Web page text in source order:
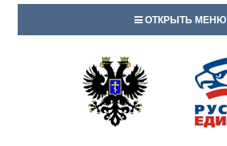
ОТКРЫТЬ МЕНЮ